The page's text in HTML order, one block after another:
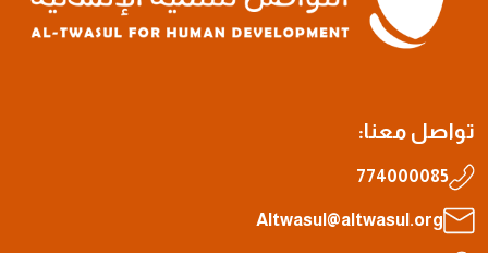
تواصل معنا:
774000085
Altwasul@altwasul.org